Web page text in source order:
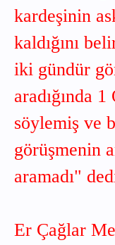
kardeşinin
kaldığını
iki gündür
aradığında
söylemiş ve
görüşmenin
aramadı"
Er Çağlar